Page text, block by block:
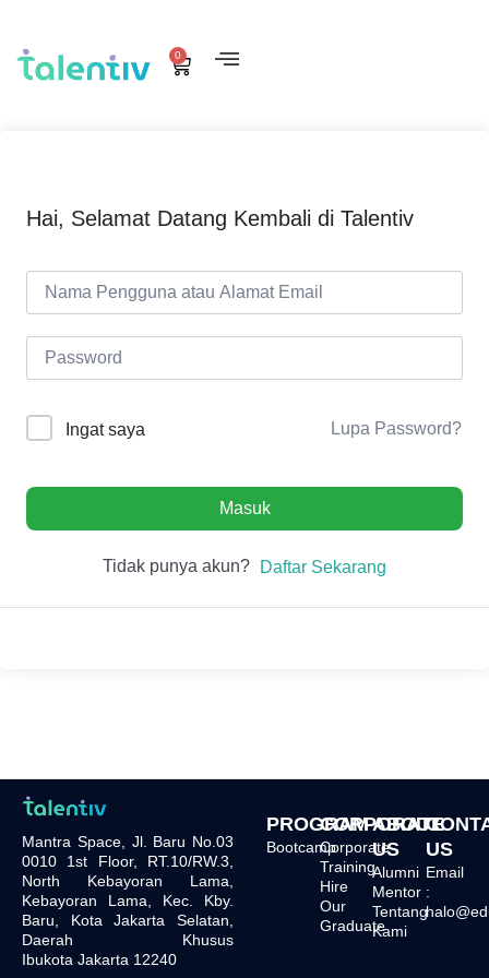
0
Hai, Selamat Datang Kembali di Talentiv
Ingat saya Lupa Password?
Masuk
Tidak punya akun? Daftar Sekarang
Mantra Space, Jl. Baru No.03
0010 1st Floor, RT.10/RW.3,
North Kebayoran Lama,
Kebayoran Lama, Kec. Kby.
Baru, Kota Jakarta Selatan,
Daerah Khusus
Ibukota Jakarta 12240
PROGRAM
Bootcamp
CORPORATE
Corporate
Training
Hire
Our
Graduate
ABOUT
US
Alumni
Mentor
Tentang
Kami
US
Email
: